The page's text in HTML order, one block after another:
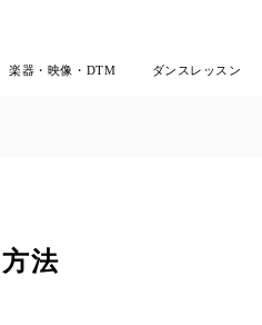
楽器・映像・DTM ダンスレッスン
法